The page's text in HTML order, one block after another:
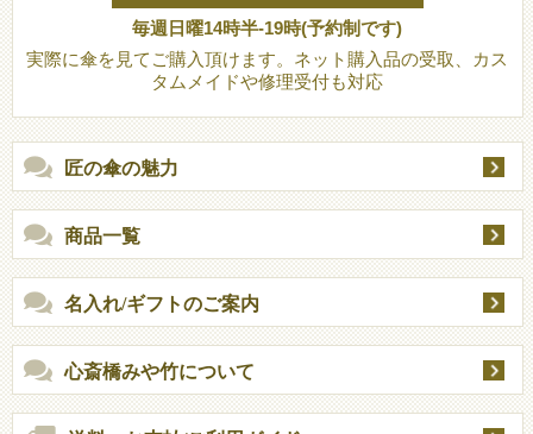
毎週日曜14時半-19時(予約制です)
実際に傘を見てご購入頂けます。ネット購入品の受取、カス
タムメイドや修理受付も対応
匠の傘の魅力
商品一覧
名入れ/ギフトのご案内
心斎橋みや竹について